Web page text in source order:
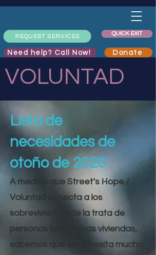
REQUEST SERVICES
Need help? Call Now!
QUICK EXIT
Donate
VOLUNTAD
Lista de
necesidades de
otoño de 2020
A medida que Street’s Hope /
Voluntad conecta a los
sobrevivientes de la trata de
personas con nuevas viviendas,
sabemos que se necesita mucho